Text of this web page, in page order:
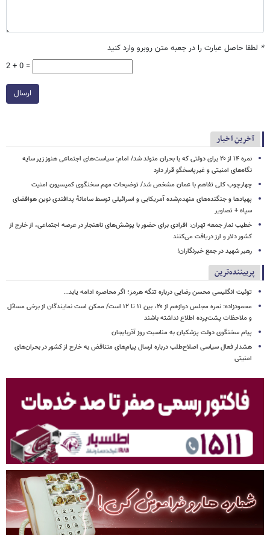
* لطفا حاصل عبارت را در جعبه متن روبرو وارد کنید
2 + 0 =
ارسال
آخرین اخبار
نمره ۱۴ از ۲۰ برای دولتی که با بحران متولد شد/ امام: سیاست‌های اجتماعی هنوز زیر سایه
نگاه‌های امنیتی و غیرپاسخگو قرار دارد
چهارچوب کلی تفاهم با عمان مشخص شد/ توضیحات مهم سخنگوی کمیسیون امنیت
پهپادها و جنگنده‌های منهدم‌شده آمریکایی و اسرائیلی توسط سامانۀ پدافندی نوین هوافضای
سپاه + تصاویر
خطیب نماز جمعه تهران: افرادی برای حضور با پوشش‌های ناهنجار در عرصه اجتماعی، از خارج از
کشور دلار و ارز دریافت می‌کنند
رهبر شهید در جمع خبرنگاران!
پربیننده‌ترین
توئیت انگلیسی محسن رضایی درباره تنگه هرمز؛ اگر محاصره ادامه یابد...
محمودزاده: نمره مجلس دوازهم از ۲۰، بین ۱۱ تا ۱۲ است/ ممکن است نمایندگان از برخی مسائل
و ملاحظات پشت‌پرده اطلاع نداشته باشند
پیام سخنگوی دولت پزشکیان به مناسبت روز آذربایجان
هشدار فعال سیاسی اصلاح‌طلب درباره ارسال پیام‌های متناقض به خارج از کشور در بحران‌های
امنیتی